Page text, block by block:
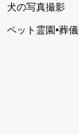
犬の写真撮影
ペット霊園•葬儀